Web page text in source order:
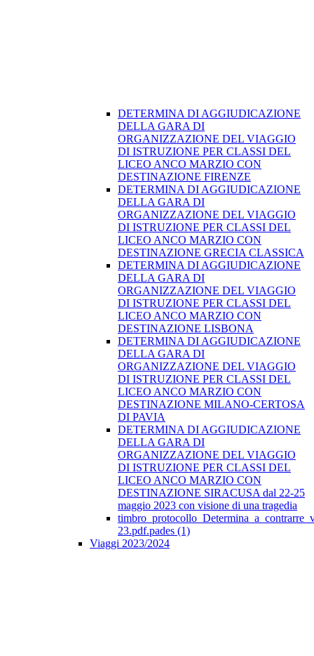
DETERMINA DI AGGIUDICAZIONE
DELLA GARA DI
ORGANIZZAZIONE DEL VIAGGIO
DI ISTRUZIONE PER CLASSI DEL
LICEO ANCO MARZIO CON
DESTINAZIONE FIRENZE
DETERMINA DI AGGIUDICAZIONE
DELLA GARA DI
ORGANIZZAZIONE DEL VIAGGIO
DI ISTRUZIONE PER CLASSI DEL
LICEO ANCO MARZIO CON
DESTINAZIONE GRECIA CLASSICA
DETERMINA DI AGGIUDICAZIONE
DELLA GARA DI
ORGANIZZAZIONE DEL VIAGGIO
DI ISTRUZIONE PER CLASSI DEL
LICEO ANCO MARZIO CON
DESTINAZIONE LISBONA
DETERMINA DI AGGIUDICAZIONE
DELLA GARA DI
ORGANIZZAZIONE DEL VIAGGIO
DI ISTRUZIONE PER CLASSI DEL
LICEO ANCO MARZIO CON
DESTINAZIONE MILANO-CERTOSA
DI PAVIA
DETERMINA DI AGGIUDICAZIONE
DELLA GARA DI
ORGANIZZAZIONE DEL VIAGGIO
DI ISTRUZIONE PER CLASSI DEL
LICEO ANCO MARZIO CON
DESTINAZIONE SIRACUSA dal 22-25
maggio 2023 con visione di una tragedia
23.pdf.pades (1)
Viaggi 2023/2024